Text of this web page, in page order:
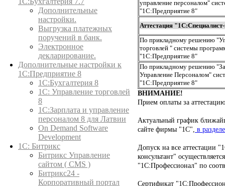
Дополнительные
настройки.
Выгрузка платежных
поручений в банк.
Электронное
декларирование.
Дополнительные настройки к
1С:Предприятие 8
1С:Бухгалтерия 8
1C: Управление торговлей
8
1С:Зарплата и управление
персоналом 8 для Латвии
On Demand Software
Development
1С: Битрикс
Битрикс Управление
сайтом ( CMS )
Битрикс24 -
Корпоративный портал
управление персоналом"
"1С:Предприятие 8"
Аттестация
По прикладному решению
торговлей " системы
"1С:Предприятие 8"
По прикладному решению
Управление Персоналом"
"1С:Предприятие 8"
ВНИМАНИЕ!
Прием оплаты за
Актуальный график
сайте фирмы "1С", в
Допуск на все аттестации
консультант"
"1С:Профессионал" по
Сертификат